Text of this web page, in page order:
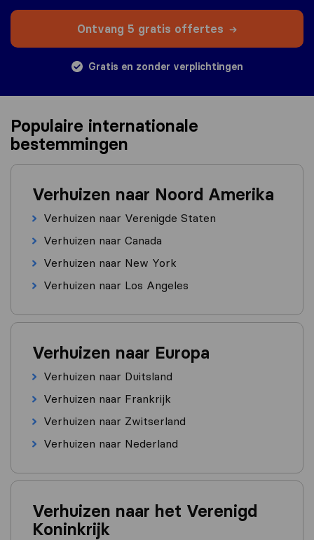
Ontvang 5 gratis offertes
Gratis en zonder verplichtingen
Populaire internationale
bestemmingen
Verhuizen naar Noord Amerika
Verhuizen naar Verenigde Staten
Verhuizen naar Canada
Verhuizen naar New York
Verhuizen naar Los Angeles
Verhuizen naar Europa
Verhuizen naar Duitsland
Verhuizen naar Frankrijk
Verhuizen naar Zwitserland
Verhuizen naar Nederland
Verhuizen naar het Verenigd
Koninkrijk